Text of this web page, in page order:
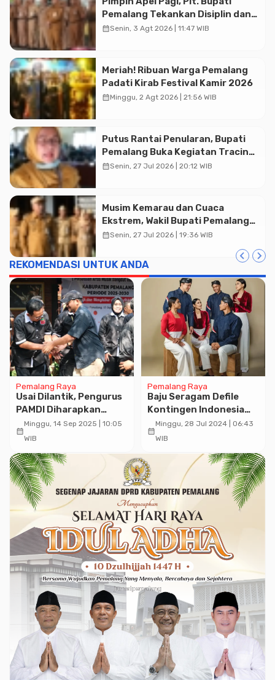
Pemalang Tekankan Disiplin dan
Soliditas ASN untuk Pelayanan
calendar_monthSenin, 3 Agt 2026 | 11:47 WIB
Meriah! Ribuan Warga Pemalang
Padati Kirab Festival Kamir 2026
calendar_monthMinggu, 2 Agt 2026 | 21:56 WIB
Putus Rantai Penularan, Bupati
Pemalang Buka Kegiatan Tracing
TBC Terintegrasi di Mulyoharjo
calendar_monthSenin, 27 Jul 2026 | 20:12 WIB
Musim Kemarau dan Cuaca
Ekstrem, Wakil Bupati Pemalang
Ingatkan ASN Waspada Bahaya
calendar_monthSenin, 27 Jul 2026 | 19:36 WIB
REKOMENDASI UNTUK ANDA
Pemalang Raya
Usai Dilantik, Pengurus
PAMDI Diharapkan
Guyub Rukun Bangun
Pemalang
calendar_month
Minggu, 14 Sep 2025 | 10:05
WIB
Pemalang Raya
Baju Seragam Defile
Kontingen Indonesia
Pada Upacara
Olimpiade Paris Karya
Hediprasetyo
calendar_month
Minggu, 28 Jul 2024 | 06:43
WIB